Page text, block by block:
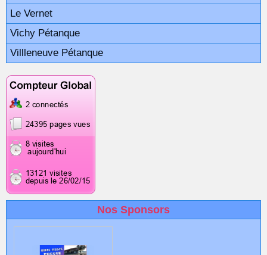
Le Vernet
Vichy Pétanque
Villleneuve Pétanque
Nos Sponsors